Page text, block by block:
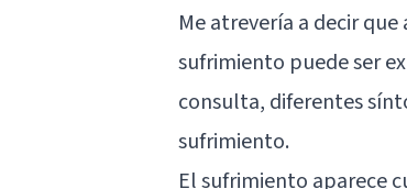
Me atrevería a decir
sufrimiento puede ser
consulta, diferentes
sufrimiento.
El sufrimiento aparece